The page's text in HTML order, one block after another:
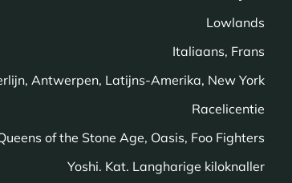
Lowlands
Italiaans, Frans
Antwerpen, Latijns-Amerika, New York
Racelicentie
of the Stone Age, Oasis, Foo Fighters
Yoshi. Kat. Langharige kiloknaller